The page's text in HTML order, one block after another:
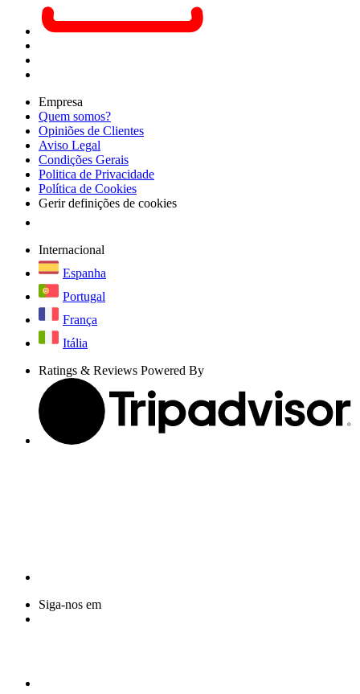
Empresa
Quem somos?
Opiniões de Clientes
Aviso Legal
Condições Gerais
Politica de Privacidade
Política de Cookies
Gerir definições de cookies
Internacional
Espanha
Portugal
França
Itália
Ratings & Reviews Powered By
Siga-nos em